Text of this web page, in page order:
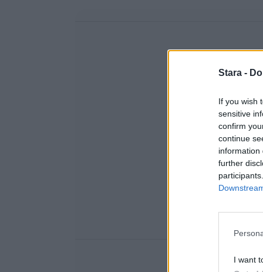
Stara -
If you wish
sensitive
confirm
continue
information
further
I want